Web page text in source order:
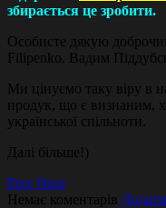
збирається це зробити.
Особисте дякую
Filipenko, Вадим
Ми цінуємо таку віру в
продук, що є визнаним,
української спільноти.
Далі більше!)
Prev Next
Немає коментарів